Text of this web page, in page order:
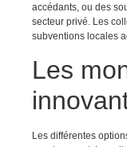
accédants, ou des
secteur privé. Les
subventions locales
Les
Les différentes